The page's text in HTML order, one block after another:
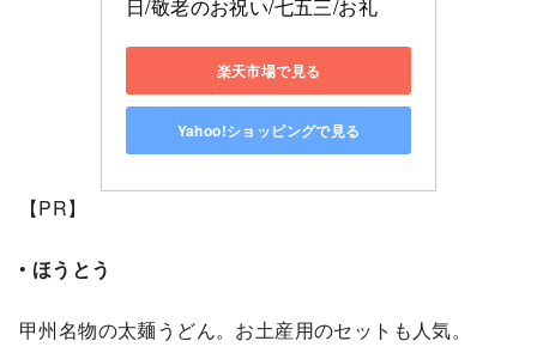
日/敬老のお祝い/七五三/お礼
楽天市場で見る
Yahoo!ショッピングで見る
【PR】
• ほうとう
甲州名物の太麺うどん。お土産用のセットも人気。